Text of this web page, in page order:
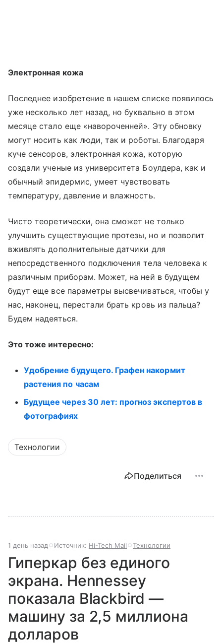
Электронная кожа
Последнее изобретение в нашем списке появилось
уже несколько лет назад, но буквально в этом
месяце стало еще «навороченней». Эту обновку
могут носить как люди, так и роботы. Благодаря
куче сенсоров, электронная кожа, которую
создали ученые из университета Боулдера, как и
обычный эпидермис, умеет чувствовать
температуру, давление и влажность.
Чисто теоретически, она сможет не только
улучшить существующие протезы, но и позволит
вживлять дополнительные датчики для
непосредственного подключения тела человека к
различным приборам. Может, на ней в будущем
будут еще все параметры высвечиваться, чтобы у
нас, наконец, перестали брать кровь из пальца?
Будем надеяться.
Это тоже интересно:
Удобрение будущего. Графен накормит
растения по часам
Будущее через 30 лет: прогноз экспертов в
фотографиях
Технологии
Поделиться
1 день назад Источник: Hi-Tech Mail Технологии
Гиперкар без единого
экрана. Hennessey
показала Blackbird —
машину за 2,5 миллиона
долларов